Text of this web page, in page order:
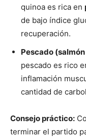
quinoa es rica en
de bajo índice
recuperación.
Pescado
pescado es rico
inflamación
cantidad de
Consejo práctico:
terminar el partido